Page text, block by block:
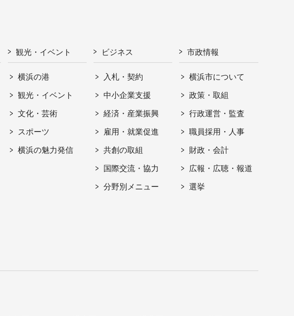
観光・イベント
横浜の港
観光・イベント
文化・芸術
スポーツ
横浜の魅力発信
ビジネス
入札・契約
中小企業支援
経済・産業振興
雇用・就業促進
共創の取組
国際交流・協力
分野別メニュー
市政情報
横浜市について
政策・取組
行政運営・監査
職員採用・人事
財政・会計
広報・広聴・報道
選挙